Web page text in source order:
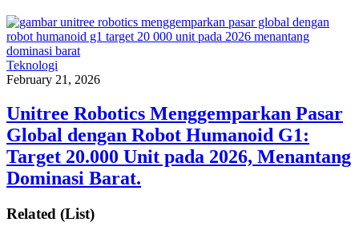
Teknologi
February 21, 2026
Unitree Robotics Menggemparkan Pasar
Global dengan Robot Humanoid G1:
Target 20.000 Unit pada 2026, Menantang
Dominasi Barat.
Related (List)